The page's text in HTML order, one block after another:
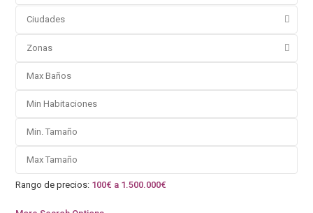
Ciudades
Zonas
Rango de precios: 100€ a 1.500.000€